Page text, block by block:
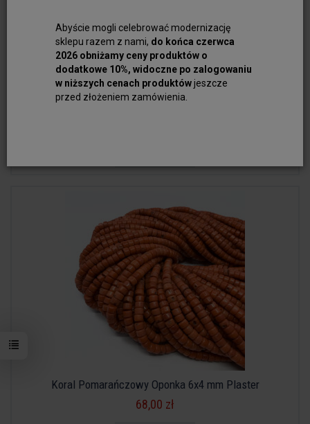
Abyście mogli celebrować modernizację
sklepu razem z nami, do końca czerwca
2026 obniżamy ceny produktów o
dodatkowe 10%, widoczne po zalogowaniu
w niższych cenach produktówjeszcze
przed złożeniem zamówienia.
Koral Pomarańczowy Oponka 7x5 mm Plaster
Koral Pomarańczowy Oponka 6x4 mm Plaster
68,00 zł